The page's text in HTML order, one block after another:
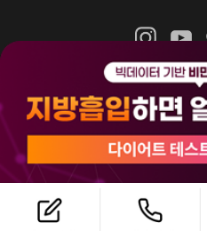
365mc 병·의원 이용약관
비급여진료
(주)365mcㅣ서울특별시 서초구 서초
120-87-
COPYRIGHT(C) 2025 365mc.